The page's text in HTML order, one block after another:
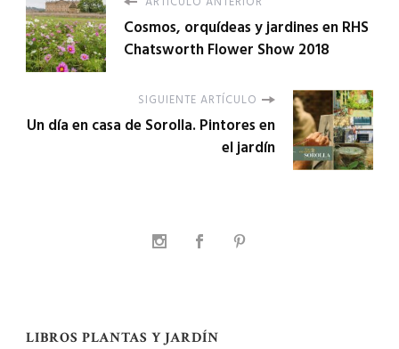
Cosmos, orquídeas y jardines en RHS
Chatsworth Flower Show 2018
SIGUIENTE ARTÍCULO
Un día en casa de Sorolla. Pintores en
el jardín
LIBROS PLANTAS Y JARDÍN